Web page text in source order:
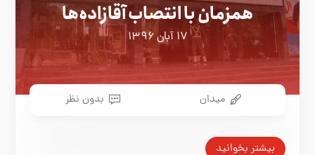
همزمان با انتصاب آقازاده‌ها
۱۷ آبان ۱۳۹۶
میدان بدون نظر
بیشتر بخوانید